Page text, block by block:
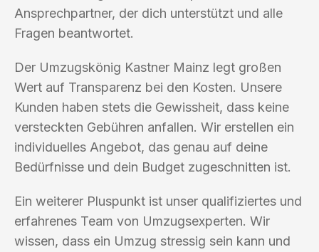
Ansprechpartner, der dich unterstützt und alle
Fragen beantwortet.
Der Umzugskönig Kastner Mainz legt großen
Wert auf Transparenz bei den Kosten. Unsere
Kunden haben stets die Gewissheit, dass keine
versteckten Gebühren anfallen. Wir erstellen ein
individuelles Angebot, das genau auf deine
Bedürfnisse und dein Budget zugeschnitten ist.
Ein weiterer Pluspunkt ist unser qualifiziertes und
erfahrenes Team von Umzugsexperten. Wir
wissen, dass ein Umzug stressig sein kann und